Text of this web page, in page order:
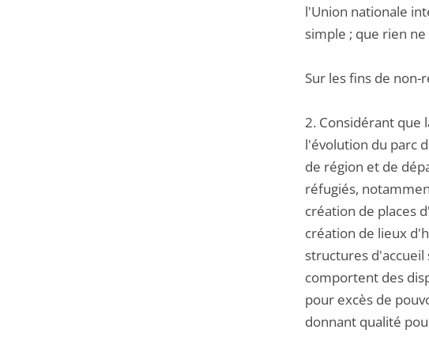
l'Union nationale
simple ; que rien
Sur les fins de
2. Considérant que
l'évolution du parc
de région et de
réfugiés,
création de places
création de lieux
structures d'accueil
comportent des
pour excès de
donnant qualité